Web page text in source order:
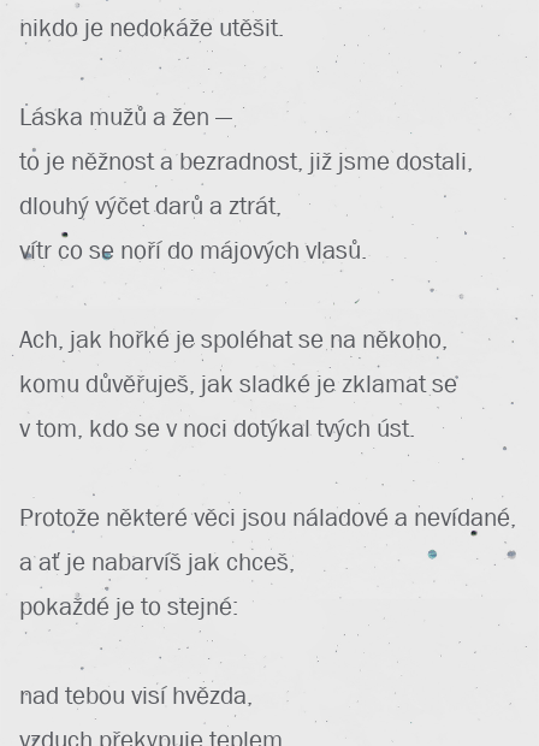
nikdo je nedokáže utěšit.
Láska mužů a žen —
to je něžnost a bezradnost, již jsme dostali,
dlouhý výčet darů a ztrát,
vítr co se noří do májových vlasů.
Ach, jak hořké je spoléhat se na někoho,
komu důvěřuješ, jak sladké je zklamat se
v tom, kdo se v noci dotýkal tvých úst.
Protože některé věci jsou náladové a nevídané,
a ať je nabarvíš jak chceš,
pokaždé je to stejné:
nad tebou visí hvězda,